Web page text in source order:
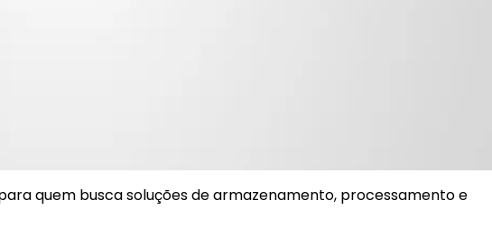
quem busca soluções de armazenamento, processamento e